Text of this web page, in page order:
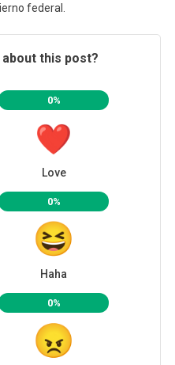
federal.
this post?
0%
Love
0%
Haha
0%